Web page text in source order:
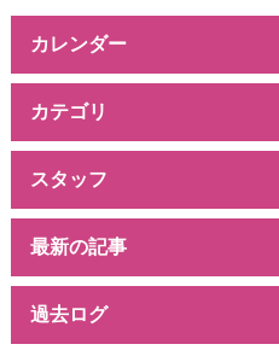
カレンダー
カテゴリ
スタッフ
最新の記事
過去ログ